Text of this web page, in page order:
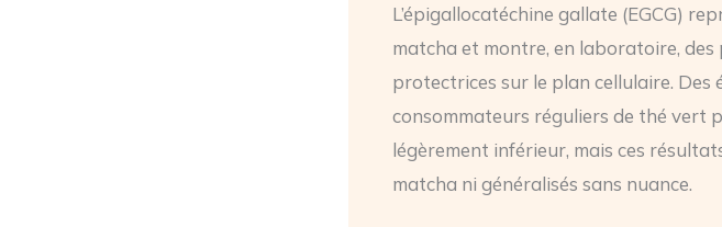
L’épigallocatéchine gallate (EGCG)
matcha et montre, en laboratoire,
protectrices sur le plan cellulaire. Des
consommateurs réguliers de thé vert
légèrement inférieur, mais ces
matcha ni généralisés sans nuance.